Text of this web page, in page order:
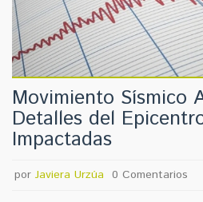
Movimiento Sísmico
Detalles del
Impactadas
por Javiera Urzúa 0 Comentarios